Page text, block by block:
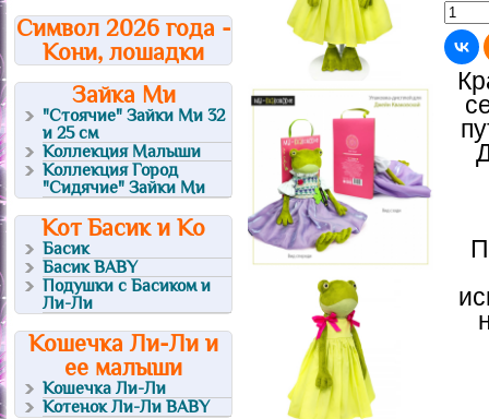
Символ 2026 года -
Кони, лошадки
Зайка Ми
"Стоячие" Зайки Ми 32
и 25 см
Коллекция Малыши
Коллекция Город
"Сидячие" Зайки Ми
Кот Басик и Ко
Басик
Басик BABY
Подушки с Басиком и
Ли-Ли
Кошечка Ли-Ли и
ее малыши
Кошечка Ли-Ли
Котенок Ли-Ли BABY